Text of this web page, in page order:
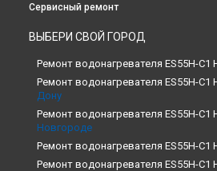
Сервисный ремонт
ВЫБЕРИ СВОЙ ГОРОД
Ремонт водонагревателя ES55H-C1
Ремонт водонагревателя ES55H-C1
Дону
Ремонт водонагревателя ES55H-C1
Новгороде
Ремонт водонагревателя ES55H-C1
Ремонт водонагревателя ES55H-C1